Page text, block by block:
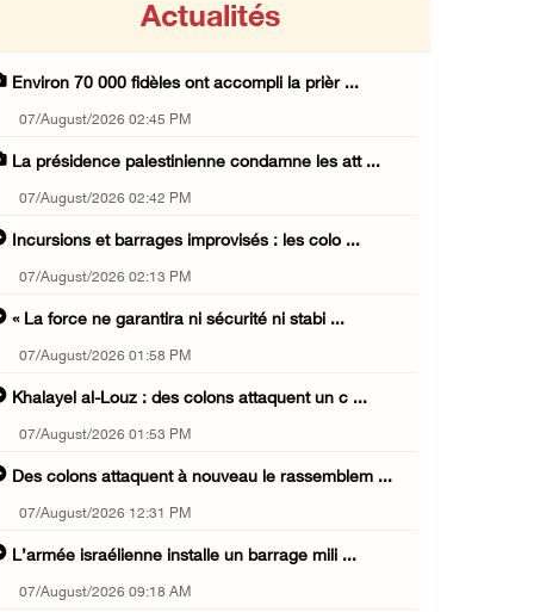
Actualités
Environ 70 000 fidèles ont accompli la prièr ...
07/August/2026 02:45 PM
La présidence palestinienne condamne les att ...
07/August/2026 02:42 PM
Incursions et barrages improvisés : les colo ...
07/August/2026 02:13 PM
« La force ne garantira ni sécurité ni stabi ...
07/August/2026 01:58 PM
Khalayel al-Louz : des colons attaquent un c ...
07/August/2026 01:53 PM
Des colons attaquent à nouveau le rassemblem ...
07/August/2026 12:31 PM
L’armée israélienne installe un barrage mili ...
07/August/2026 09:18 AM